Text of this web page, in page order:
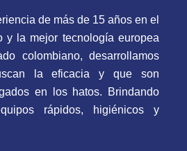
de más de 15 años en el
y la mejor tecnología europea
colombiano, desarrollamos
la eficacia y que son
en los hatos. Brindando
rápidos, higiénicos y